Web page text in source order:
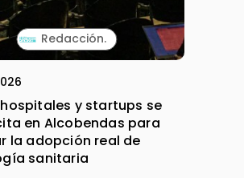
Redacción.
y startups se
en Alcobendas para
la adopción real de
sanitaria